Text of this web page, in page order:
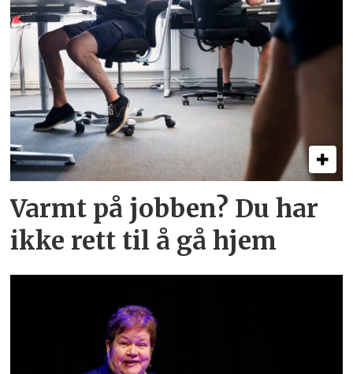
Varmt på jobben? Du har
ikke rett til å gå hjem